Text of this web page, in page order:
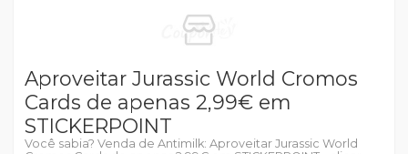
Aproveitar Jurassic World Cromos
Cards de apenas 2,99€ em
STICKERPOINT
Você sabia? Venda de Antimilk: Aproveitar Jurassic World